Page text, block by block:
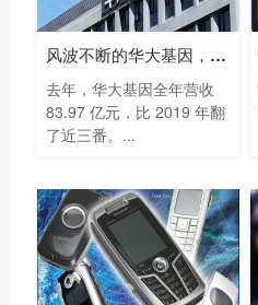
风波不断的华大基因，凭什么一年多赚
去年，华大基因全年营收
83.97 亿元，比 2019 年翻
了近三番。...